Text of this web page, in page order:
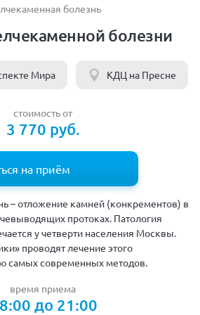
болезнь
болезни
Мира КДЦ на Пресне
стоимость от
3 770 руб.
на приём
– отложение камней (конкрементов) в
протоках. Патология
у четверти населения Москвы.
проводят лечение этого
самых современных методов.
время приема
до 21:00